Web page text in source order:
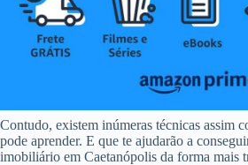
Contudo, existem inúmeras técnicas assim
pode aprender. E que te ajudarão a
imobiliário em Caetanópolis da forma mais